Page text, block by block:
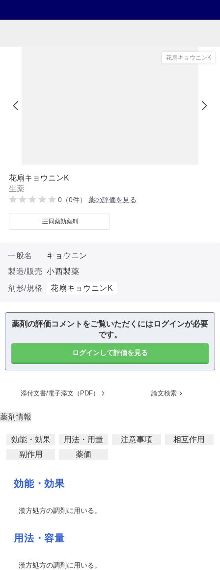
花扇キョウニンK
花扇キョウニンK
生薬
0（0件） 薬の評価を見る
同薬効薬剤
一般名
キョウニン
製造/販売 小西製薬
剤形/規格
花扇キョウニンK
薬剤の評価コメントをご覧いただくにはログインが必要
です。
ログインして評価を見る
添付文書/電子添文（PDF） 論文検索
薬剤情報
効能・効果 用法・用量 注意事項
相互作用
副作用
薬価
効能・効果
漢方処方の調剤に用いる。
用法・容量
漢方処方の調剤に用いる。